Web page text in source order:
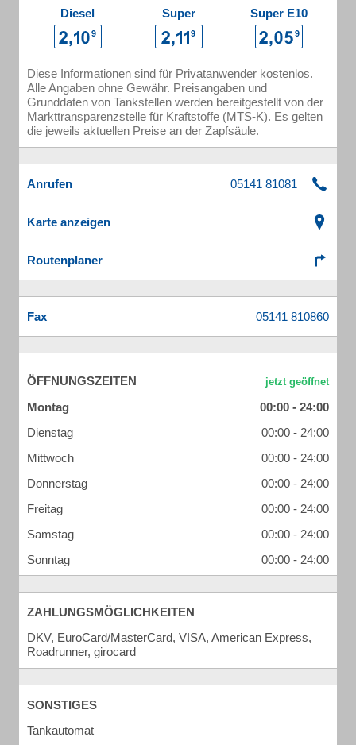
Diesel Super Super E10
Diese Informationen sind für Privatanwender kostenlos.
Alle Angaben ohne Gewähr. Preisangaben und
Grunddaten von Tankstellen werden bereitgestellt von der
Markttransparenzstelle für Kraftstoffe (MTS-K). Es gelten
die jeweils aktuellen Preise an der Zapfsäule.
Anrufen
Karte anzeigen
Routenplaner
Fax
ÖFFNUNGSZEITEN
Montag
00:00 - 24:00
Dienstag
00:00 - 24:00
Mittwoch
00:00 - 24:00
Donnerstag
00:00 - 24:00
Freitag
00:00 - 24:00
Samstag
00:00 - 24:00
Sonntag
00:00 - 24:00
ZAHLUNGSMÖGLICHKEITEN
DKV, EuroCard/MasterCard, VISA, American Express,
Roadrunner, girocard
SONSTIGES
Tankautomat